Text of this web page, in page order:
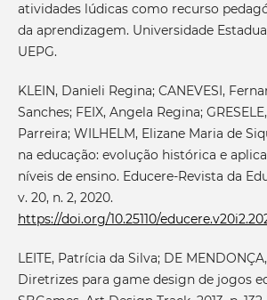
atividades lúdicas como recurso
da aprendizagem. Universidade
UEPG.
KLEIN, Danieli Regina; CANEVESI,
Sanches; FEIX, Angela Regina;
Parreira; WILHELM, Elizane Maria de
na educação: evolução histórica e
níveis de ensino. Educere-Revista da
v. 20, n. 2, 2020.
https://doi.org/10.25110/
LEITE, Patrícia da Silva; DE
Diretrizes para game design de jogos